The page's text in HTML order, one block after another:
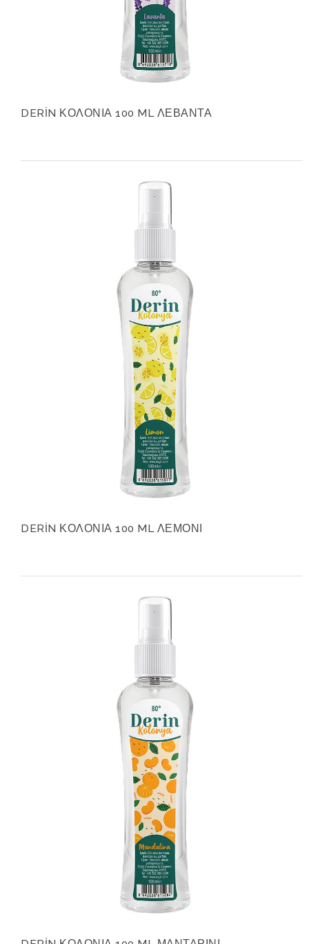
DERİN ΚΟΛΟΝΙΑ 100 ML ΛΕΒΑΝΤΑ
DERİN ΚΟΛΟΝΙΑ 100 ML ΛΕΜΟΝΙ